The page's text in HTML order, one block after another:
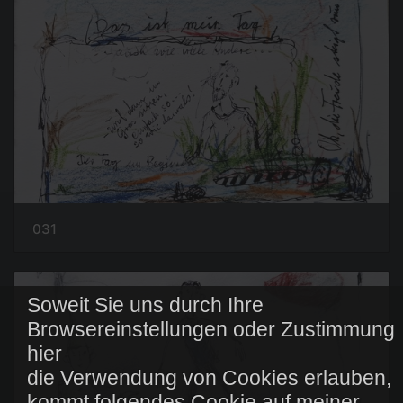
Soweit Sie uns durch Ihre
Browsereinstellungen oder Zustimmung
hier
die Verwendung von Cookies erlauben,
031